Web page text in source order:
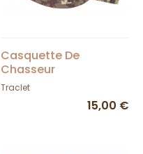
Casquette De
Chasseur
Camouflage - Traclet
Traclet
15,00 €